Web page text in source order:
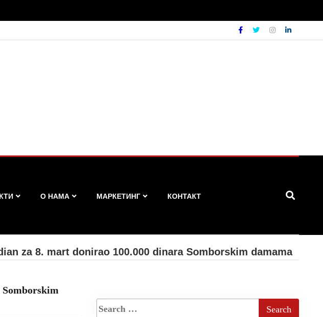
О НАМА МАРКЕТИНГ КОНТАКТ
za 8. mart donirao 100.000 dinara Somborskim damama